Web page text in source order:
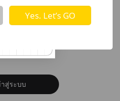
Not valid!
Yes. Let’s GO